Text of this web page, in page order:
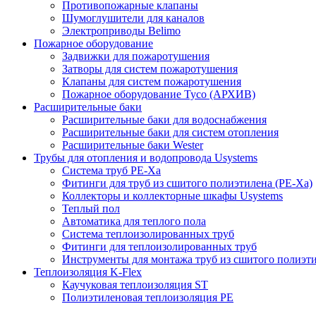
Противопожарные клапаны
Шумоглушители для каналов
Электроприводы Belimo
Пожарное оборудование
Задвижки для пожаротушения
Затворы для систем пожаротушения
Клапаны для систем пожаротушения
Пожарное оборудование Tyco (АРХИВ)
Расширительные баки
Расширительные баки для водоснабжения
Расширительные баки для систем отопления
Расширительные баки Wester
Трубы для отопления и водопровода Usystems
Система труб PE-Xa
Фитинги для труб из сшитого полиэтилена (PE-Xa)
Коллекторы и коллекторные шкафы Usystems
Теплый пол
Автоматика для теплого пола
Система теплоизолированных труб
Фитинги для теплоизолированных труб
Инструменты для монтажа труб из сшитого
Теплоизоляция K-Flex
Каучуковая теплоизоляция ST
Полиэтиленовая теплоизоляция PE